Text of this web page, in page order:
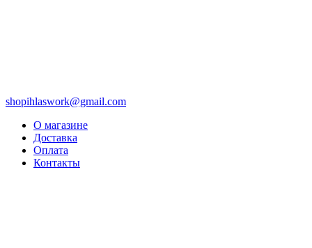
shopihlaswork@gmail.com
О магазине
Доставка
Оплата
Контакты